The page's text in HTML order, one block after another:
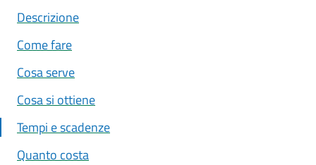
Descrizione
Come fare
Cosa serve
Cosa si ottiene
Tempi e scadenze
Quanto costa